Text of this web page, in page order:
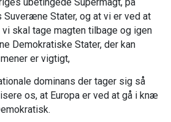
Suveræne Stater, og at vi er ved at
skal tage magten tilbage og igen
Demokratiske Stater, der kan
er vigtigt,
dominans der tager sig så
os, at Europa er ved at gå i knæ